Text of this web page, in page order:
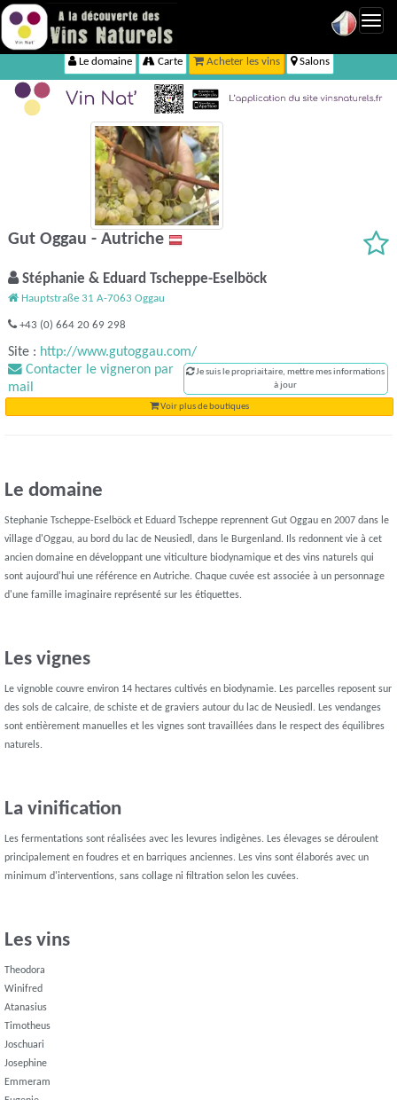
Le domaine Carte Acheter les vins Salons
Gut Oggau - Autriche
Stéphanie & Eduard Tscheppe-Eselböck
Hauptstraße 31 A-7063 Oggau
+43 (0) 664 20 69 298
Site : http://www.gutoggau.com/
Contacter le vigneron par
mail
Je suis le propriaitaire, mettre mes informations
à jour
Voir plus de boutiques
Le domaine
Stephanie Tscheppe-Eselböck et Eduard Tscheppe reprennent Gut Oggau en 2007 dans le
village d'Oggau, au bord du lac de Neusiedl, dans le Burgenland. Ils redonnent vie à cet
ancien domaine en développant une viticulture biodynamique et des vins naturels qui
sont aujourd'hui une référence en Autriche. Chaque cuvée est associée à un personnage
d'une famille imaginaire représenté sur les étiquettes.
Les vignes
Le vignoble couvre environ 14 hectares cultivés en biodynamie. Les parcelles reposent sur
des sols de calcaire, de schiste et de graviers autour du lac de Neusiedl. Les vendanges
sont entièrement manuelles et les vignes sont travaillées dans le respect des équilibres
naturels.
La vinification
Les fermentations sont réalisées avec les levures indigènes. Les élevages se déroulent
principalement en foudres et en barriques anciennes. Les vins sont élaborés avec un
minimum d'interventions, sans collage ni filtration selon les cuvées.
Les vins
Theodora
Winifred
Atanasius
Timotheus
Joschuari
Josephine
Emmeram